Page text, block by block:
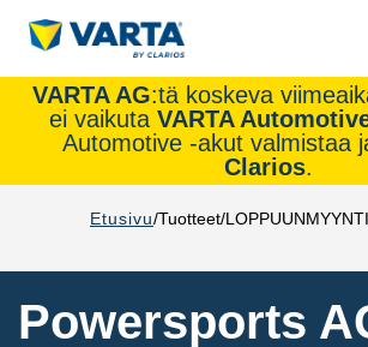
VARTA AG:tä koskeva
ei vaikuta VARTA
Automotive -akut valmistaa
Clarios.
Etusivu Tuotteet LOPPUUNMYYNTI
Powersports